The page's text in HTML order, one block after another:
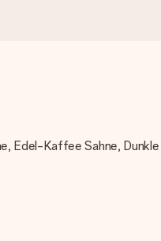
Edel-Kaffee Sahne,